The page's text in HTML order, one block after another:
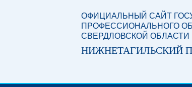
ОФИЦИАЛЬНЫЙ САЙТ
ПРОФЕССИОНАЛЬНОГО
СВЕРДЛОВСКОЙ ОБЛАСТИ
НИЖНЕТАГИЛЬСКИЙ